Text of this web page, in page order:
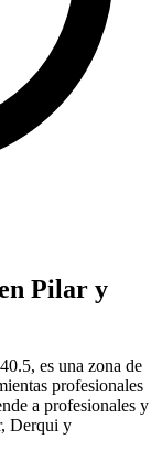
Pilar y
es una zona de
profesionales
a profesionales y
Derqui y